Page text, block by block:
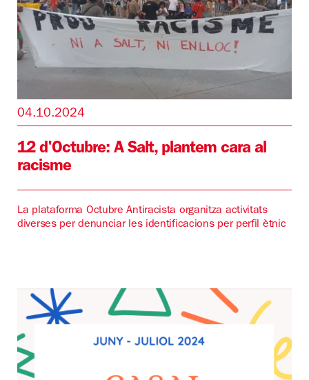
04.10.2024
12 d'Octubre: A Salt, plantem cara al
racisme
La plataforma Octubre Antiracista organitza activitats
diverses per denunciar les identificacions per perfil ètnic